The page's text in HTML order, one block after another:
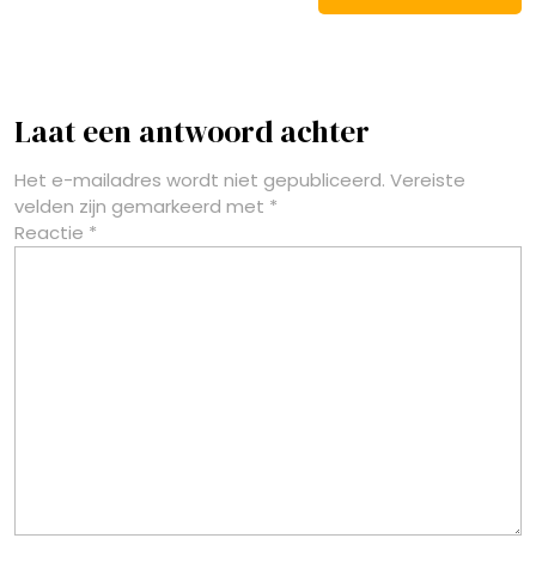
Laat een antwoord achter
Het e-mailadres wordt niet gepubliceerd. Vereiste
velden zijn gemarkeerd met *
Reactie *